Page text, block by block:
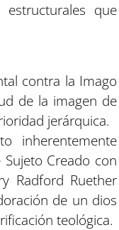
que
contra la Imago
de la imagen de
jerárquica.
inherentemente
Creado con
Radford Ruether
de un dios
teológica.